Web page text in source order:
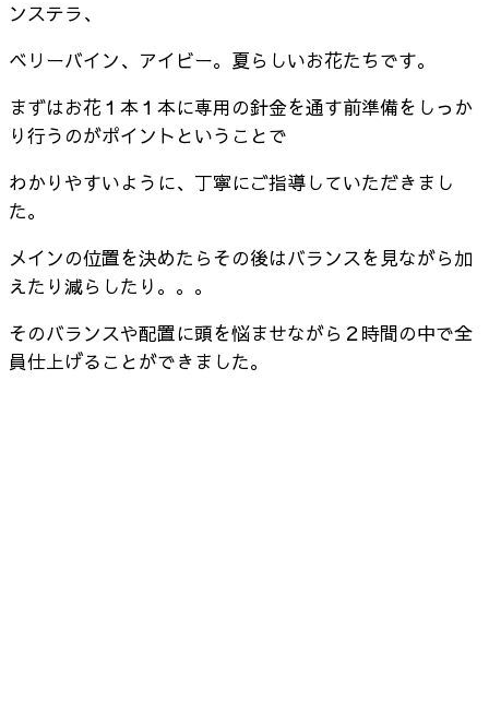
ンステラ、
ベリーバイン、アイビー。夏らしいお花たちです。
まずはお花１本１本に専用の針金を通す前準備をしっか
り行うのがポイントということで
わかりやすいように、丁寧にご指導していただきまし
た。
メインの位置を決めたらその後はバランスを見ながら加
えたり減らしたり。。。
そのバランスや配置に頭を悩ませながら２時間の中で全
員仕上げることができました。